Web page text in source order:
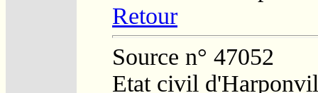
Retour
Source n° 47052
Etat civil